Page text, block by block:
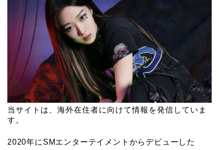
当サイトは、海外在住者に向けて情報を発信していま
す。
2020年にSMエンターテイメントからデビューした